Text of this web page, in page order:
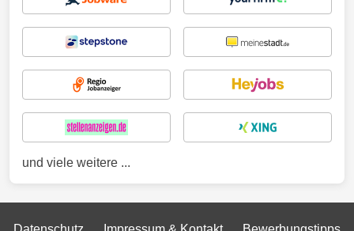
und viele weitere ...